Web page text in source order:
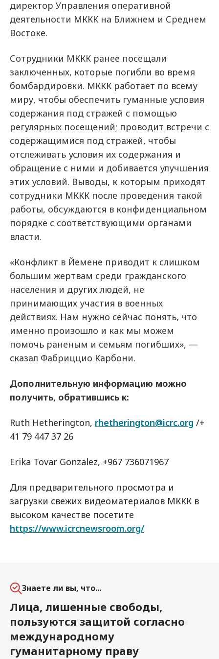
директор Управления оперативной
деятельности МККК на Ближнем и Среднем
Востоке.
Сотрудники МККК ранее посещали
заключенных, которые погибли во время
бомбардировки. МККК работает по всему
миру, чтобы обеспечить гуманные условия
содержания под стражей с помощью
регулярных посещений; проводит встречи с
содержащимися под стражей, чтобы
отслеживать условия их содержания и
обращение с ними и добивается улучшения
этих условий. Выводы, к которым приходят
сотрудники МККК после проведения такой
работы, обсуждаются в конфиденциальном
порядке с соответствующими органами
власти.
«Конфликт в Йемене приводит к слишком
большим жертвам среди гражданского
населения и других людей, не
принимающих участия в военных
действиях. Нам нужно сейчас понять, что
именно произошло и как мы можем
помочь раненым и семьям погибших», —
сказал Фабриццио Карбони.
Дополнительную информацию можно
получить, обратившись к:
Ruth Hetherington, rhetherington@icrc.org /+
41 79 447 37 26
Erika Tovar Gonzalez, +967 736071967
Для предварительного просмотра и
загрузки свежих видеоматериалов МККК в
высоком качестве посетите
https://www.icrcnewsroom.org/
Знаете ли вы, что...
Лица, лишенные свободы,
пользуются защитой согласно
международному
гуманитарному праву